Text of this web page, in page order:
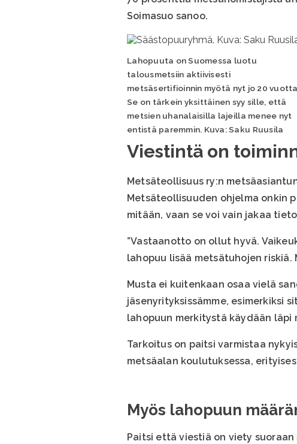
Soimasuo sanoo.
Lahopuuta on Suomessa luotu
talousmetsiin aktiivisesti
metsäsertifioinnin myötä nyt jo 20
Se on tärkein yksittäinen syy sille, että
metsien uhanalaisilla lajeilla menee nyt
entistä paremmin. Kuva: Saku Ruusila
Viestintä on
Metsäteollisuus ry:n
Metsäteollisuuden ohjelma onkin
mitään, vaan se voi vain jakaa
”Vastaanotto on ollut hyvä.
lahopuu lisää metsätuhojen
Musta ei kuitenkaan osaa vielä
jäsenyrityksissämme, esimerkiksi
lahopuun merkitystä käydään läpi
Tarkoitus on paitsi varmistaa
metsäalan koulutuksessa,
Myös lahopuun
Paitsi että viestiä on viety